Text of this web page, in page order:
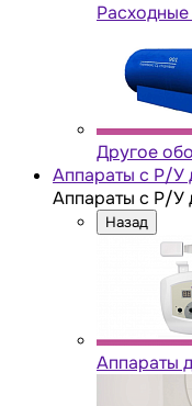
Другое
Аппараты с Р/У
Аппараты с Р/У
Назад
Аппараты